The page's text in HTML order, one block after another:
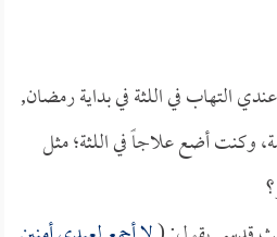
التهاب في اللثة في بداية رمضان,
وكنت أضع علاجاً في اللثة؛ مثل